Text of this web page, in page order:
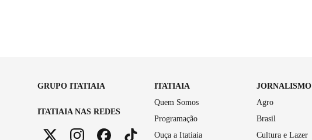
GRUPO ITATIAIA
ITATIAIA NAS REDES
ITATIAIA
Quem Somos
Programação
Ouça a Itatiaia
JORNALISMO
Agro
Brasil
Cultura e Lazer